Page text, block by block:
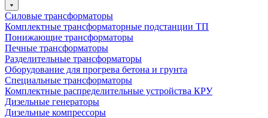
Силовые трансформаторы
Комплектные трансформаторные подстанции ТП
Понижающие трансформаторы
Печные трансформаторы
Разделительные трансформаторы
Оборудование для прогрева бетона и грунта
Специальные трансформаторы
Комплектные распределительные устройства КРУ
Дизельные генераторы
Дизельные компрессоры